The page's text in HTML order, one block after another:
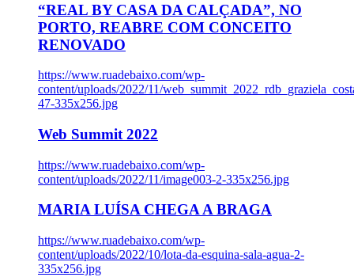
“REAL BY CASA DA CALÇADA”, NO
PORTO, REABRE COM CONCEITO
RENOVADO
https://www.ruadebaixo.com/wp-
content/uploads/2022/11/
47-335x256.jpg
Web Summit 2022
https://www.ruadebaixo.com/wp-
content/uploads/2022/11/image003-2-335x256.jpg
MARIA LUÍSA CHEGA A BRAGA
https://www.ruadebaixo.com/wp-
content/uploads/2022/10/lota-da-esquina-sala-agua-2-
335x256.jpg